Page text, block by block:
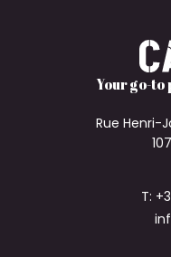
Your go-
Rue Henri-
T: